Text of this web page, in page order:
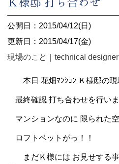
公開日：2015/04/12(日)
更新日：2015/04/17(金)
現場のこと
technical designer
本日 花畑ﾏﾝｼｮﾝ Ｋ様邸の現
最終確認 打ち合わせを行いま
マンションなのに 限られた
ロフトベットがっ！！
まだＫ様には お見せする事